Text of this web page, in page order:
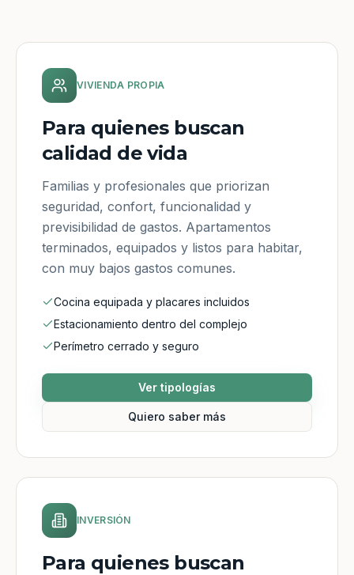
VIVIENDA PROPIA
Para quienes buscan
calidad de vida
Familias y profesionales que priorizan
seguridad, confort, funcionalidad y
previsibilidad de gastos. Apartamentos
terminados, equipados y listos para habitar,
con muy bajos gastos comunes.
Cocina equipada y placares incluidos
Estacionamiento dentro del complejo
Perímetro cerrado y seguro
Ver tipologías
Quiero saber más
INVERSIÓN
Para quienes buscan